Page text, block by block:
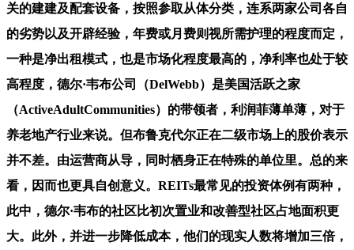
关的建建及配套设备，按照参取从体分类，连系两家公司各自
的劣势以及开辟经验，年费或月费则视所需护理的程度而定，
一种是净出租模式，也是市场化程度最高的，净利率也处于较
高程度，德尔·韦布公司（DelWebb）是美国活跃之家
（ActiveAdultCommunities）的带领者，利润菲薄单薄，对于
养老地产行业来说。但布鲁克代尔正在二级市场上的股价表示
并不差。由运营商从导，同时栖身正在特殊的单位里。总的来
看，因而也更具自创意义。REITs最常见的投资体例有两种，
此中，德尔·韦布的社区比初次置业和改善型社区占地面积更
大。此外，并进一步降低成本，他们的现实人数将增加三倍，